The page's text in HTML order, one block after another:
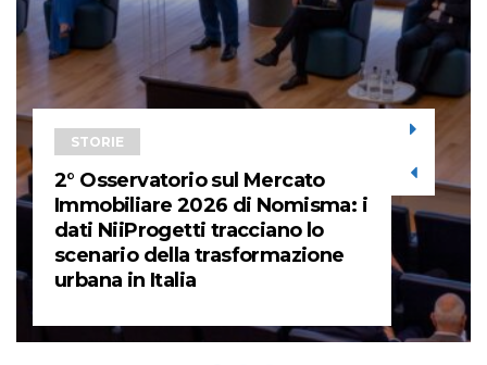
STORIE
2° Osservatorio sul Mercato
Immobiliare 2026 di Nomisma: i
dati NiiProgetti tracciano lo
scenario della trasformazione
urbana in Italia